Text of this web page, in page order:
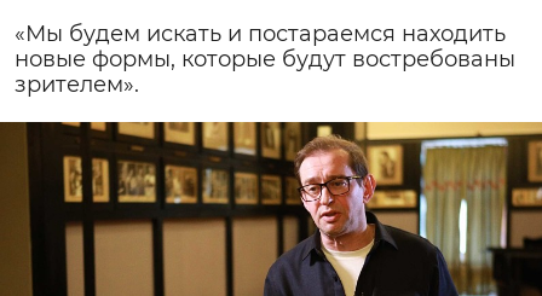
«Мы будем искать и постараемся находить
новые формы, которые будут востребованы
зрителем».